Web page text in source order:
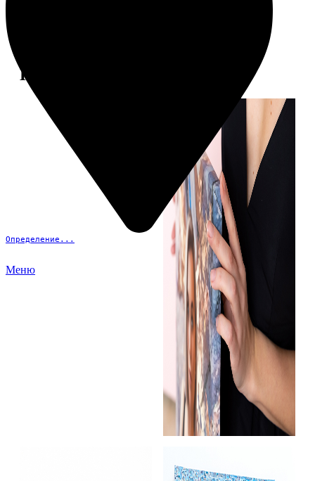
Определение...
Меню
Примеры работ